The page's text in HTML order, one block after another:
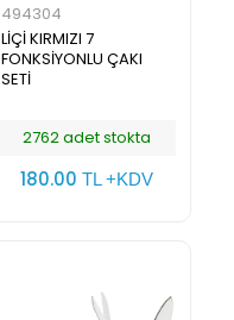
494304
LİÇİ KIRMIZI 7
FONKSİYONLU ÇAKI
SETİ
2762 adet stokta
180.00 TL +KDV